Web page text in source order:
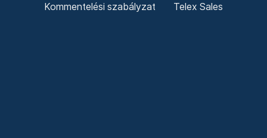
Kommentelési szabályzat Telex Sales